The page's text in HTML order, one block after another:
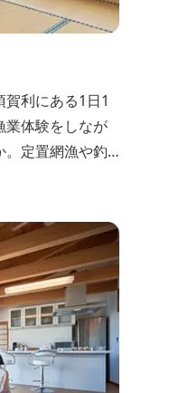
利にある1日1
業体験をしなが
。定置網漁や釣